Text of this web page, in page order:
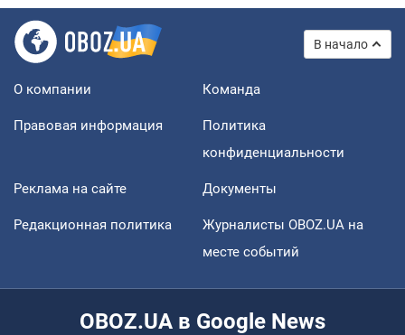
В начало
О компании Команда
Правовая информация
Политика
конфиденциальности
Реклама на сайте Документы
Редакционная политика
Журналисты OBOZ.UA на
месте событий
OBOZ.UA в Google News